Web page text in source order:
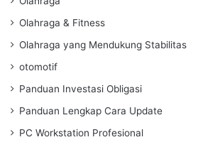
Olahraga & Fitness
Olahraga yang Mendukung Stabilitas
otomotif
Panduan Investasi Obligasi
Panduan Lengkap Cara Update
PC Workstation Profesional